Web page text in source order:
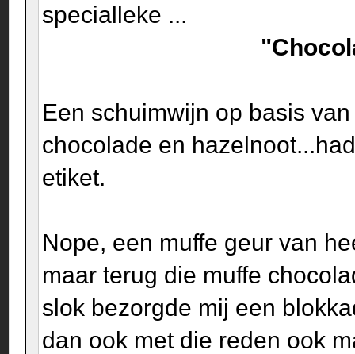
specialleke ...
Een schuimwijn op basis
chocolade en
etiket.
Nope, een muffe geur van
maar terug die muffe
slok bezorgde mij een
dan ook met die reden ook